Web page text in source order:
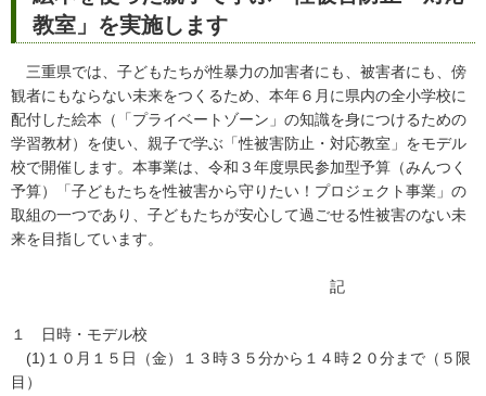
教室」を実施します
三重県では、子どもたちが性暴力の加害者にも、被害者にも、傍
観者にもならない未来をつくるため、本年６月に県内の全小学校に
配付した絵本（「プライベートゾーン」の知識を身につけるための
学習教材）を使い、親子で学ぶ「性被害防止・対応教室」をモデル
校で開催します。本事業は、令和３年度県民参加型予算（みんつく
予算）「子どもたちを性被害から守りたい！プロジェクト事業」の
取組の一つであり、子どもたちが安心して過ごせる性被害のない未
来を目指しています。
記
１ 日時・モデル校
(1)１０月１５日（金）１３時３５分から１４時２０分まで（５限
目）